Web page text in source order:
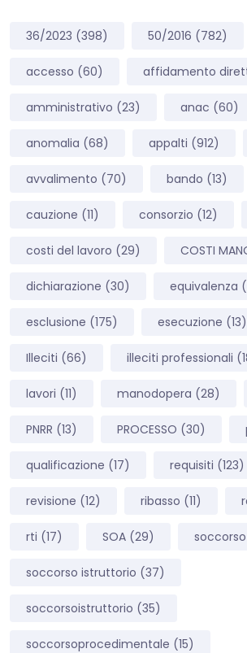
36/2023 (398) 50/2016 (782)
accesso (60) affidamento
amministrativo (23) anac (60)
anomalia (68) appalti (912)
avvalimento (70) bando (13)
cauzione (11) consorzio (12)
costi del lavoro (29) COSTI
dichiarazione (30) equivalenza
esclusione (175) esecuzione (13)
Illeciti (66) illeciti professionali
lavori (11) manodopera (28)
PNRR (13) PROCESSO (30)
qualificazione (17) requisiti (123)
revisione (12) ribasso (11)
rti (17) SOA (29) soccorso
soccorso istruttorio (37)
soccorsoistruttorio (35)
soccorsoprocedimentale (15)